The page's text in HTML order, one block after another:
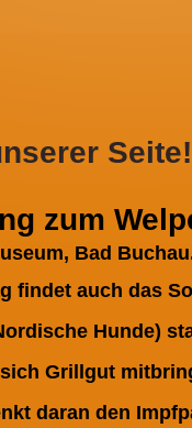
Seite!
zum
Bad
findet auch das
Hunde)
Grillgut
daran den